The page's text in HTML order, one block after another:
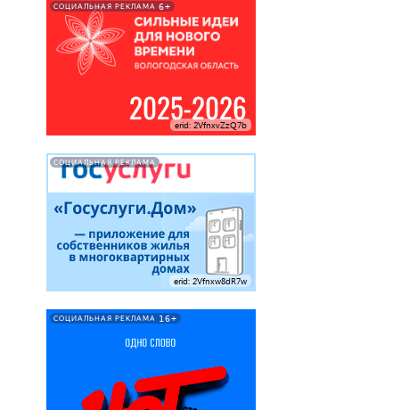
СОЦИАЛЬНАЯ РЕКЛАМА 6+
erid: 2VfnxvZzQ7b
СОЦИАЛЬНАЯ РЕКЛАМА
erid: 2Vfnxw8dR7w
СОЦИАЛЬНАЯ РЕКЛАМА 16+